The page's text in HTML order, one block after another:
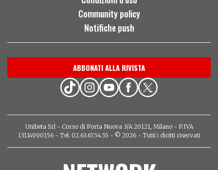
Community policy
Notifiche push
ABBONATI ALLA RIVISTA
Unibeta Srl - Corso di Porta Nuova 3/A 20121, Milano - P.IVA
13114990156 - Tel: 02.63.67.54.55 - © 2026 - Tutti i diritti riservati